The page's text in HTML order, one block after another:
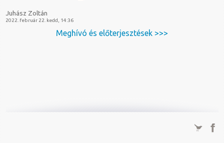
Juhász Zoltán
2022. február 22. kedd, 14:36
Meghívó és előterjesztések >>>